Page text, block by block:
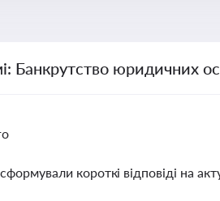
Банкрутство юридичних
короткі відповіді на